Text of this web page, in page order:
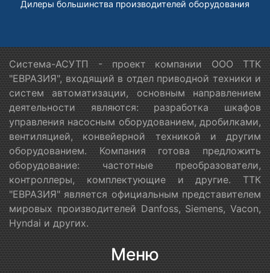
Дилеры большинства производителей оборудования
Система-АСУТП - проект компании ООО ТТК
"ЕВРАЗИЯ", входящий в отдел приводной техники и
систем автоматизации, основным направлением
деятельности являются: разработка шкафов
управления насосным оборудованием, дробилками,
вентиляцией, конвейерной техникой и другим
оборудованием. Компания готова предложить
оборудование: частотные преобразователи,
контроллеры, комплектующие и другие. ТТК
"ЕВРАЗИЯ" является официальным представителем
мировых производителей Danfoss, Siemens, Vacon,
Hyndai и других.
Меню